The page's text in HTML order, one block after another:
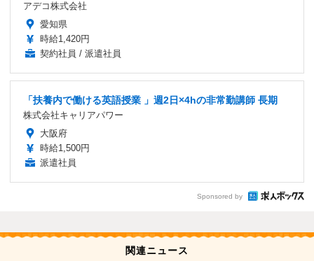
アデコ株式会社
愛知県
時給1,420円
契約社員 / 派遣社員
「扶養内で働ける英語授業 」週2日×4hの非常勤講師 長期
株式会社キャリアパワー
大阪府
時給1,500円
派遣社員
Sponsored by
関連ニュース